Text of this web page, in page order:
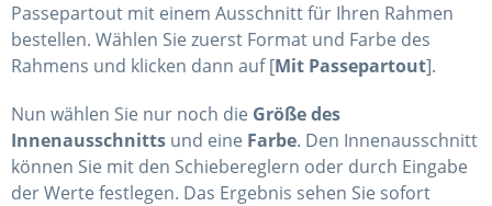
Passepartout mit einem Ausschnitt für Ihren Rahmen
bestellen. Wählen Sie zuerst Format und Farbe des
Rahmens und klicken dann auf [Mit Passepartout].
Nun wählen Sie nur noch die Größe des
Innenausschnitts und eine Farbe. Den Innenausschnitt
können Sie mit den Schiebereglern oder durch Eingabe
der Werte festlegen. Das Ergebnis sehen Sie sofort